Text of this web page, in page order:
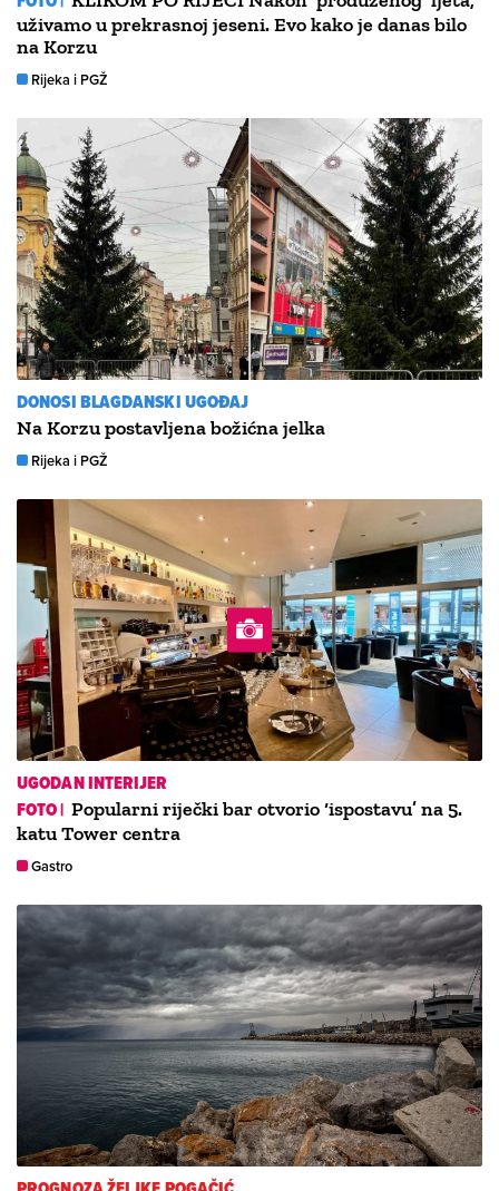
uživamo u prekrasnoj jeseni. Evo kako je danas bilo
na Korzu
Rijeka i PGŽ
DONOSI BLAGDANSKI UGOĐAJ
Na Korzu postavljena božićna jelka
Rijeka i PGŽ
UGODAN INTERIJER
FOTO | Popularni riječki bar otvorio ‘ispostavu’ na 5.
katu Tower centra
Gastro